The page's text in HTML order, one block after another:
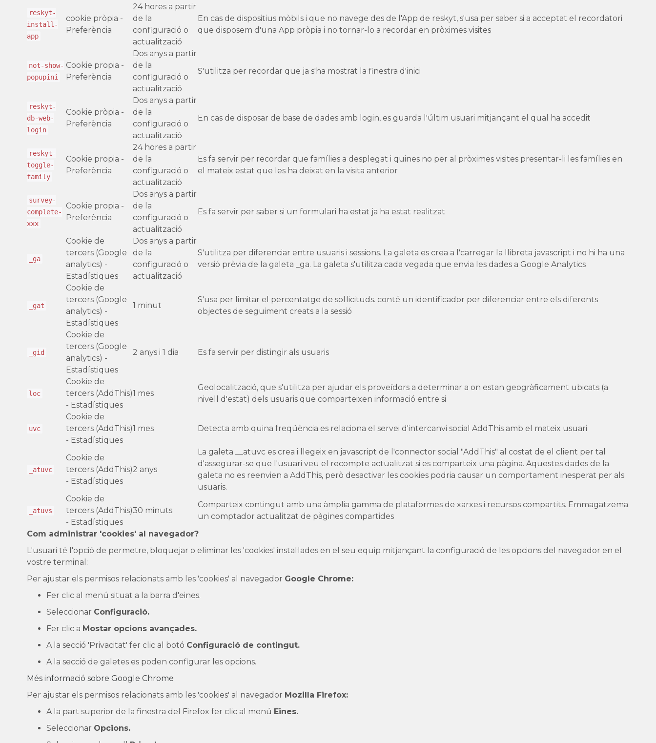
reskyt-
install-
app
cookie pròpia -
Preferència
24 hores a partir
de la
configuració o
actualització
En cas de dispositius mòbils i que no navege des de l'App de reskyt, s'usa per saber si a acceptat el recordatori
que disposem d'una App pròpia i no tornar-lo a recordar en pròximes visites
not-show-
popupini
Cookie propia -
Preferència
Dos anys a partir
de la
configuració o
actualització
S'utilitza per recordar que ja s'ha mostrat la finestra d'inici
reskyt-
db-web-
login
Cookie pròpia -
Preferència
Dos anys a partir
de la
configuració o
actualització
En cas de disposar de base de dades amb login, es guarda l'últim usuari mitjançant el qual ha accedit
reskyt-
toggle-
family
Cookie propia -
Preferència
24 hores a partir
de la
configuració o
actualització
Es fa servir per recordar que famílies a desplegat i quines no per al pròximes visites presentar-li les famílies en
el mateix estat que les ha deixat en la visita anterior
survey-
complete-
xxx
Cookie propia -
Preferència
Dos anys a partir
de la
configuració o
actualització
Es fa servir per saber si un formulari ha estat ja ha estat realitzat
_ga
Cookie de
tercers (Google
analytics) -
Estadístiques
Dos anys a partir
de la
configuració o
actualització
S'utilitza per diferenciar entre usuaris i sessions. La galeta es crea a l'carregar la llibreta javascript i no hi ha una
versió prèvia de la galeta _ga. La galeta s'utilitza cada vegada que envia les dades a Google Analytics
_gat
Cookie de
tercers (Google
analytics) -
Estadístiques
1 minut
S'usa per limitar el percentatge de sol·licituds. conté un identificador per diferenciar entre els diferents
objectes de seguiment creats a la sessió
_gid
Cookie de
tercers (Google
analytics) -
Estadístiques
2 anys i 1 dia Es fa servir per distingir als usuaris
loc
Cookie de
tercers (AddThis)
- Estadístiques
1 mes
Geolocalització, que s'utilitza per ajudar els proveïdors a determinar a on estan geogràficament ubicats (a
nivell d'estat) dels usuaris que comparteixen informació entre si
uvc
Cookie de
tercers (AddThis)
- Estadístiques
1 mes Detecta amb quina freqüència es relaciona el servei d'intercanvi social AddThis amb el mateix usuari
_atuvc
Cookie de
tercers (AddThis)
- Estadístiques
2 anys
La galeta __atuvc es crea i llegeix en javascript de l'connector social "AddThis" al costat de el client per tal
d'assegurar-se que l'usuari veu el recompte actualitzat si es comparteix una pàgina. Aquestes dades de la
galeta no es reenvien a AddThis, però desactivar les cookies podria causar un comportament inesperat per als
usuaris.
_atuvs
Cookie de
tercers (AddThis)
- Estadístiques
30 minuts
Comparteix contingut amb una àmplia gamma de plataformes de xarxes i recursos compartits. Emmagatzema
un comptador actualitzat de pàgines compartides
Com administrar 'cookies' al navegador?
L'usuari té l'opció de permetre, bloquejar o eliminar les 'cookies' instal·lades en el seu equip mitjançant la configuració de les opcions del navegador en el
vostre terminal:
Per ajustar els permisos relacionats amb les 'cookies' al navegador Google Chrome:
Fer clic al menú situat a la barra d'eines.
Seleccionar Configuració.
Fer clic a Mostar opcions avançades.
A la secció 'Privacitat' fer clic al botó Configuració de contingut.
A la secció de galetes es poden configurar les opcions.
Més informació sobre Google Chrome
Per ajustar els permisos relacionats amb les 'cookies' al navegador Mozilla Firefox:
A la part superior de la finestra del Firefox fer clic al menú Eines.
Seleccionar Opcions.